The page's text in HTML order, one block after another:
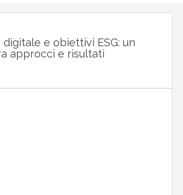
e obiettivi ESG: un
approcci e risultati